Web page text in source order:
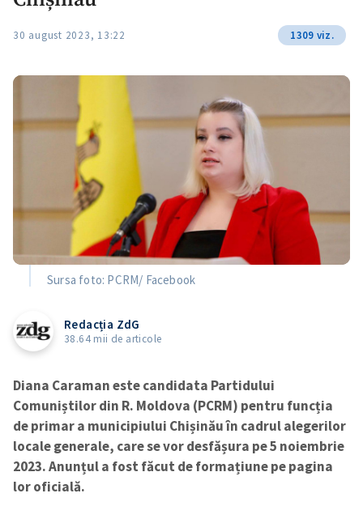
30 august 2023, 13:22 1309 viz.
Sursa foto: PCRM/ Facebook
Redacția ZdG
38.64 mii de articole
Diana Caraman este candidata Partidului
Comuniștilor din R. Moldova (PCRM) pentru funcția
de primar a municipiului Chișinău în cadrul alegerilor
locale generale, care se vor desfășura pe 5 noiembrie
2023. Anunțul a fost făcut de formațiune pe pagina
lor oficială.